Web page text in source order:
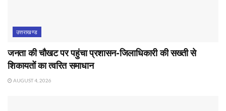
उत्तराखण्ड
जनता की चौखट पर पहुंचा प्रशासन-जिलाधिकारी की सख्ती से
शिकायतों का त्वरित समाधान
AUGUST 4, 2026